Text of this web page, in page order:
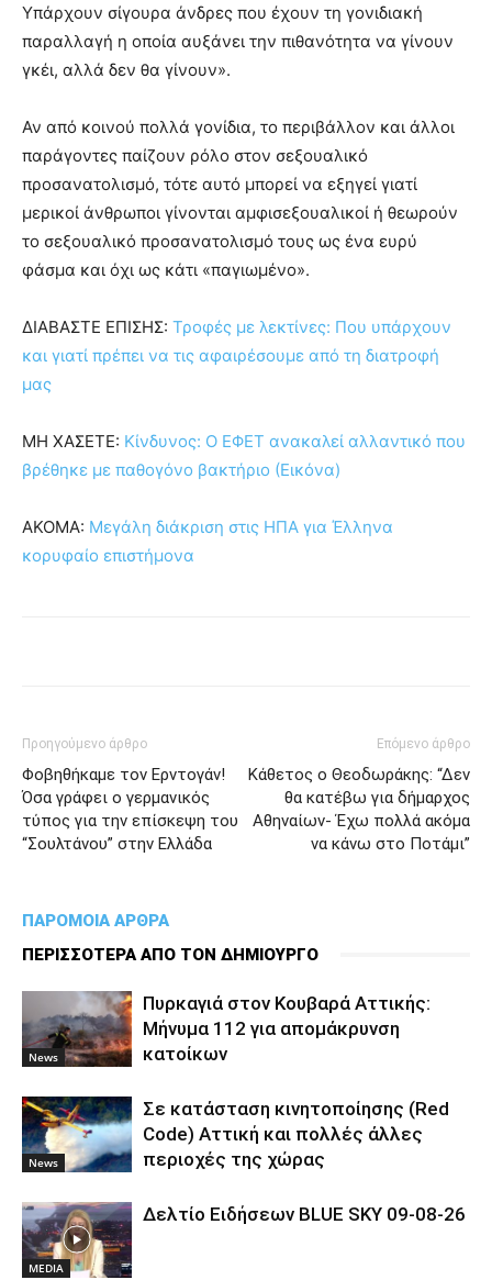
Υπάρχουν σίγουρα άνδρες που έχουν τη γονιδιακή
παραλλαγή η οποία αυξάνει την πιθανότητα να γίνουν
γκέι, αλλά δεν θα γίνουν».
Αν από κοινού πολλά γονίδια, το περιβάλλον και άλλοι
παράγοντες παίζουν ρόλο στον σεξουαλικό
προσανατολισμό, τότε αυτό μπορεί να εξηγεί γιατί
μερικοί άνθρωποι γίνονται αμφισεξουαλικοί ή θεωρούν
το σεξουαλικό προσανατολισμό τους ως ένα ευρύ
φάσμα και όχι ως κάτι «παγιωμένο».
ΔΙΑΒΑΣΤΕ ΕΠΙΣΗΣ: Τροφές με λεκτίνες: Που υπάρχουν
και γιατί πρέπει να τις αφαιρέσουμε από τη διατροφή
μας
ΜΗ ΧΑΣΕΤΕ: Κίνδυνος: Ο ΕΦΕΤ ανακαλεί αλλαντικό που
βρέθηκε με παθογόνο βακτήριο (Εικόνα)
ΑΚΟΜΑ: Μεγάλη διάκριση στις ΗΠΑ για Έλληνα
κορυφαίο επιστήμονα
Προηγούμενο άρθρο
Φοβηθήκαμε τον Ερντογάν!
Όσα γράφει ο γερμανικός
τύπος για την επίσκεψη του
“Σουλτάνου” στην Ελλάδα
Επόμενο άρθρο
Κάθετος ο Θεοδωράκης: “Δεν
θα κατέβω για δήμαρχος
Αθηναίων- Έχω πολλά ακόμα
να κάνω στο Ποτάμι”
ΠΑΡΟΜΟΙΑ ΑΡΘΡΑ
ΠΕΡΙΣΣΟΤΕΡΑ ΑΠΟ ΤΟΝ ΔΗΜΙΟΥΡΓΟ
News
Πυρκαγιά στον Κουβαρά Αττικής:
Μήνυμα 112 για απομάκρυνση
κατοίκων
News
Σε κατάσταση κινητοποίησης (Red
Code) Αττική και πολλές άλλες
περιοχές της χώρας
MEDIA
Δελτίο Ειδήσεων BLUE SKY 09-08-26